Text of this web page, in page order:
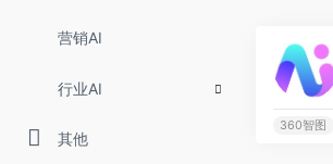
营销AI
行业AI
其他
360智图